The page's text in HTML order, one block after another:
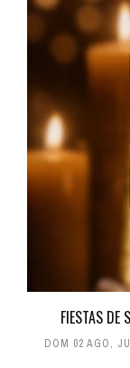
FIESTAS
DOM 02 AGO,